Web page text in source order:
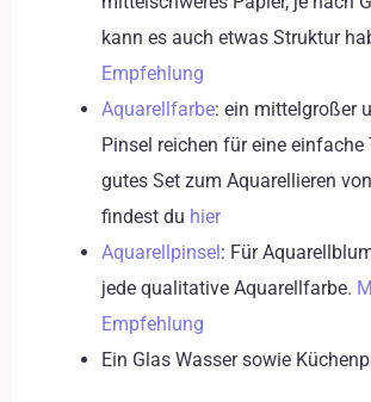
kann es auch etwas Struktur
Empfehlung
Aquarellfarbe: ein mittelgroßer
Pinsel reichen für eine einfache
gutes Set zum Aquarellieren
findest du hier
Aquarellpinsel: Für
jede qualitative Aquarellfarbe.
Empfehlung
Ein Glas Wasser sowie